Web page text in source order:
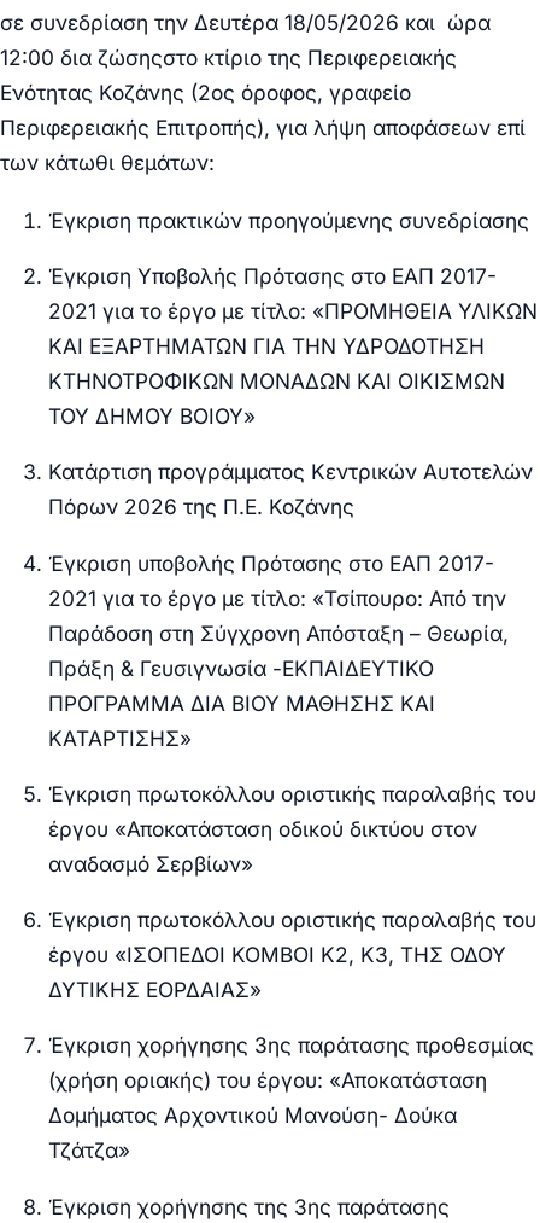
σε συνεδρίαση την Δευτέρα 18/05/2026 και ώρα
12:00 δια ζώσηςστο κτίριο της Περιφερειακής
Ενότητας Κοζάνης (2ος όροφος, γραφείο
Περιφερειακής Επιτροπής), για λήψη αποφάσεων επί
των κάτωθι θεμάτων:
Έγκριση πρακτικών προηγούμενης συνεδρίασης
Έγκριση Υποβολής Πρότασης στο ΕΑΠ 2017-
2021 για το έργο με τίτλο: «ΠΡΟΜΗΘΕΙΑ ΥΛΙΚΩΝ
ΚΑΙ ΕΞΑΡΤΗΜΑΤΩΝ ΓΙΑ ΤΗΝ ΥΔΡΟΔΟΤΗΣΗ
ΚΤΗΝΟΤΡΟΦΙΚΩΝ ΜΟΝΑΔΩΝ ΚΑΙ ΟΙΚΙΣΜΩΝ
ΤΟΥ ΔΗΜΟΥ ΒΟΙΟΥ»
Κατάρτιση προγράμματος Κεντρικών Αυτοτελών
Πόρων 2026 της Π.Ε. Κοζάνης
Έγκριση υποβολής Πρότασης στο ΕΑΠ 2017-
2021 για το έργο με τίτλο: «Τσίπουρο: Από την
Παράδοση στη Σύγχρονη Απόσταξη – Θεωρία,
Πράξη & Γευσιγνωσία -ΕΚΠΑΙΔΕΥΤΙΚΟ
ΠΡΟΓΡΑΜΜΑ ΔΙΑ ΒΙΟΥ ΜΑΘΗΣΗΣ ΚΑΙ
ΚΑΤΑΡΤΙΣΗΣ»
Έγκριση πρωτοκόλλου οριστικής παραλαβής του
έργου «Αποκατάσταση οδικού δικτύου στον
αναδασμό Σερβίων»
Έγκριση πρωτοκόλλου οριστικής παραλαβής του
έργου «ΙΣΟΠΕΔΟΙ ΚΟΜΒΟΙ Κ2, Κ3, ΤΗΣ ΟΔΟΥ
ΔΥΤΙΚΗΣ ΕΟΡΔΑΙΑΣ»
Έγκριση χορήγησης 3ης παράτασης προθεσμίας
(χρήση οριακής) του έργου: «Αποκατάσταση
Δομήματος Αρχοντικού Μανούση- Δούκα
Τζάτζα»
Έγκριση χορήγησης της 3ης παράτασης